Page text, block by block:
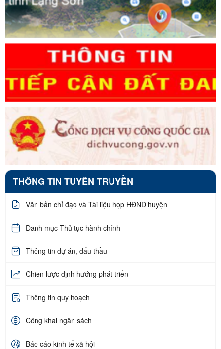
THÔNG TIN TUYÊN TRUYỀN
Văn bản chỉ đạo và Tài liệu họp HĐND huyện
Danh mục Thủ tục hành chính
Thông tin dự án, đấu thầu
Chiến lược định hướng phát triển
Thông tin quy hoạch
Công khai ngân sách
Báo cáo kinh tế xã hội